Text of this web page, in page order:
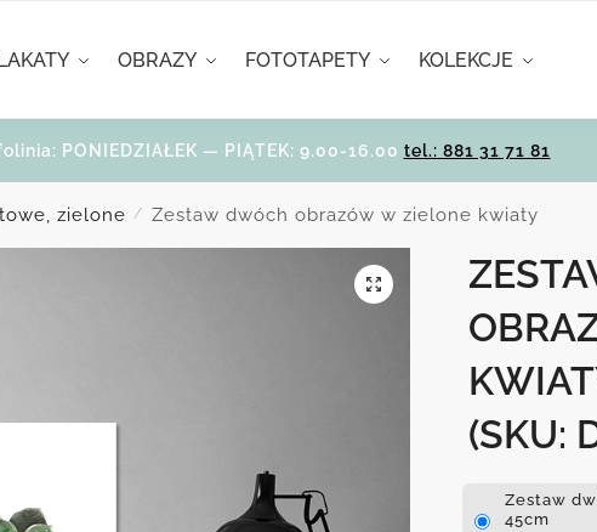
OBRAZY FOTOTAPETY KOLEKCJE
PONIEDZIAŁEK — PIĄTEK: 9.00-16.00 tel.: 881 31 71 81
zielone / Zestaw dwóch obrazów w zielone kwiaty
(SKU:
Zestaw
45cm